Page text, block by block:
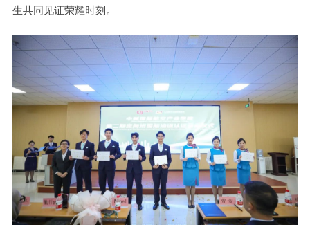
生共同见证荣耀时刻。